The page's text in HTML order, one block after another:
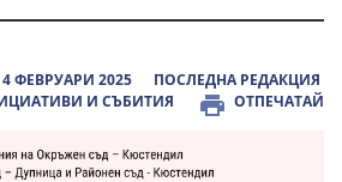
ФЕВРУАРИ 2025
ПОСЛЕДНА РЕДАКЦИЯ
И СЪБИТИЯ ОТПЕЧАТАЙ